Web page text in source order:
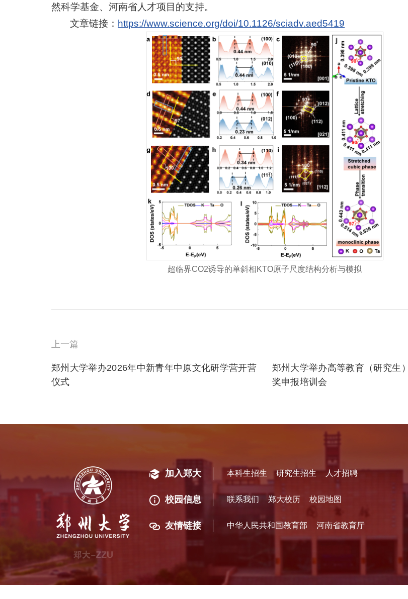
然科学基金、河南省人才项目的支持。
文章链接： https://www.science.org/doi/10.1126/sciadv.aed5419
超临界CO2诱导的单斜相KTO原子尺度结构分析与模拟
上一篇
郑州大学举办2026年中新青年中原文化研学营开营
仪式
郑州大学举办高等教育（研究生
奖申报培训会
加入郑大 本科生招生 研究生招生 人才招聘
校园信息 联系我们 郑大校历 校园地图
友情链接 中华人民共和国教育部 河南省教育厅